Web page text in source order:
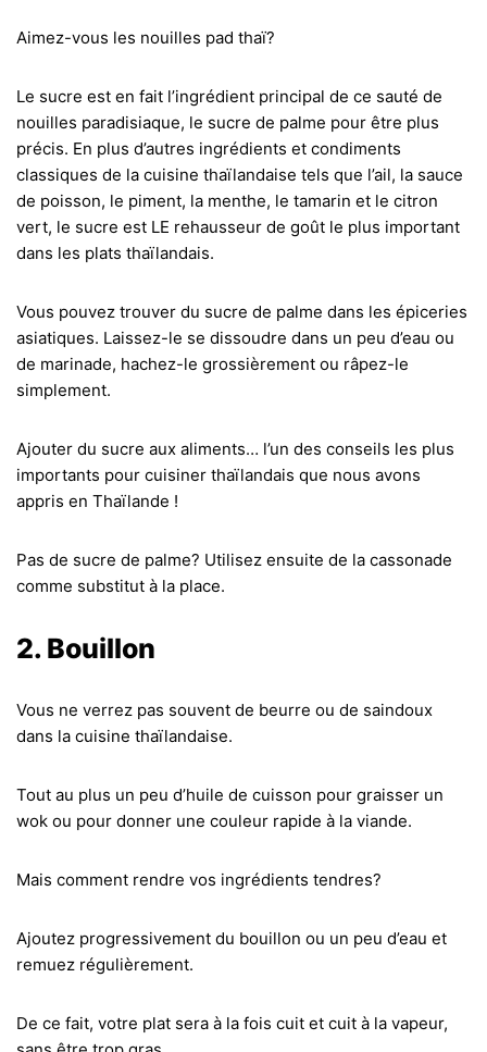
Aimez-vous les nouilles pad thaï?
Le sucre est en fait l’ingrédient principal de ce sauté de
nouilles paradisiaque, le sucre de palme pour être plus
précis. En plus d’autres ingrédients et condiments
classiques de la cuisine thaïlandaise tels que l’ail, la sauce
de poisson, le piment, la menthe, le tamarin et le citron
vert, le sucre est LE rehausseur de goût le plus important
dans les plats thaïlandais.
Vous pouvez trouver du sucre de palme dans les épiceries
asiatiques. Laissez-le se dissoudre dans un peu d’eau ou
de marinade, hachez-le grossièrement ou râpez-le
simplement.
Ajouter du sucre aux aliments… l’un des conseils les plus
importants pour cuisiner thaïlandais que nous avons
appris en Thaïlande !
Pas de sucre de palme? Utilisez ensuite de la cassonade
comme substitut à la place.
2. Bouillon
Vous ne verrez pas souvent de beurre ou de saindoux
dans la cuisine thaïlandaise.
Tout au plus un peu d’huile de cuisson pour graisser un
wok ou pour donner une couleur rapide à la viande.
Mais comment rendre vos ingrédients tendres?
Ajoutez progressivement du bouillon ou un peu d’eau et
remuez régulièrement.
De ce fait, votre plat sera à la fois cuit et cuit à la vapeur,